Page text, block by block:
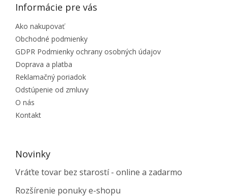
Informácie pre vás
Ako nakupovať
Obchodné podmienky
GDPR Podmienky ochrany osobných údajov
Doprava a platba
Reklamačný poriadok
Odstúpenie od zmluvy
O nás
Kontakt
Novinky
Vráťte tovar bez starostí - online a zadarmo
Rozšírenie ponuky e-shopu